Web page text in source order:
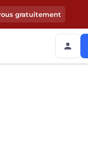
gratuitement